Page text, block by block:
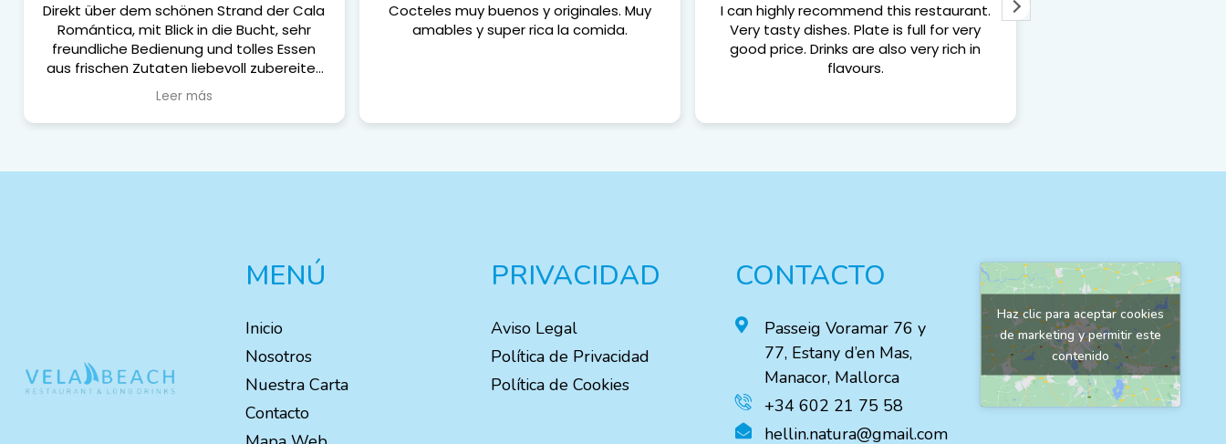
Direkt über dem schönen Strand der Cala
Romántica, mit Blick in die Bucht, sehr
freundliche Bedienung und tolles Essen
aus frischen Zutaten liebevoll zubereitet
und schön präsentiert. Preis-Leistung
sehr fair. Es lohnt sich.
Leer más
Cocteles muy buenos y originales. Muy
amables y super rica la comida.
I can highly recommend this restaurant.
Very tasty dishes. Plate is full for very
good price. Drinks are also very rich in
flavours.
MENÚ
Inicio
Nosotros
Nuestra Carta
Contacto
PRIVACIDAD
Aviso Legal
Política de Privacidad
Política de Cookies
CONTACTO
Passeig Voramar 76 y
77, Estany d’en Mas,
Manacor, Mallorca
+34 602 21 75 58
hellin.natura@gmail.com
Haz clic para aceptar cookies
de marketing y permitir este
contenido